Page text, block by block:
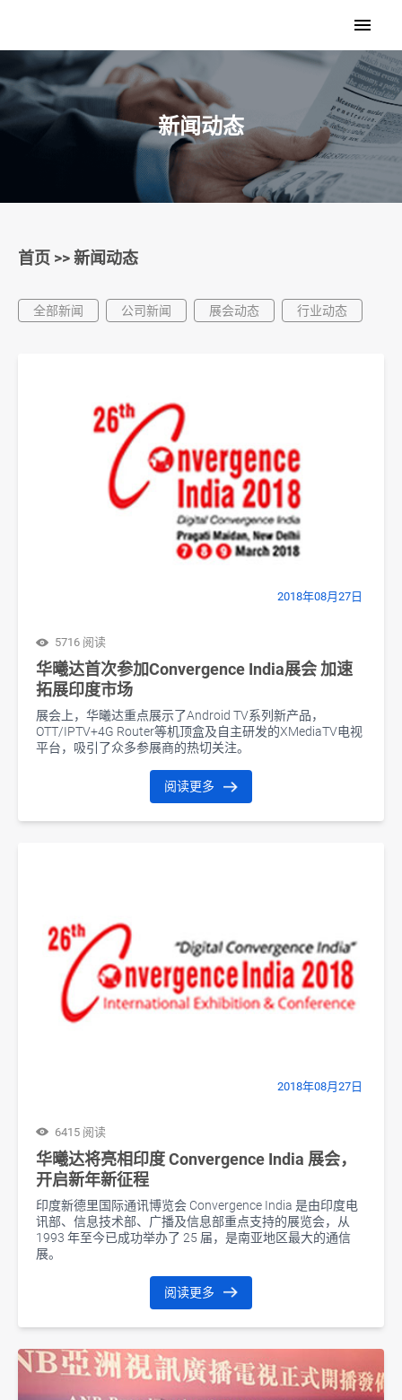
新闻动态
首页 >>新闻动态
全部新闻 公司新闻 展会动态 行业动态
2018年08月27日
5716 阅读
华曦达首次参加Convergence India展会 加速
拓展印度市场
展会上，华曦达重点展示了Android TV系列新产品，
OTT/IPTV+4G Router等机顶盒及自主研发的XMediaTV电视
平台，吸引了众多参展商的热切关注。
阅读更多
2018年08月27日
6415 阅读
华曦达将亮相印度 Convergence India 展会，
开启新年新征程
印度新德里国际通讯博览会 Convergence India 是由印度电
讯部、信息技术部、广播及信息部重点支持的展览会，从
1993 年至今已成功举办了 25 届，是南亚地区最大的通信
展。
阅读更多